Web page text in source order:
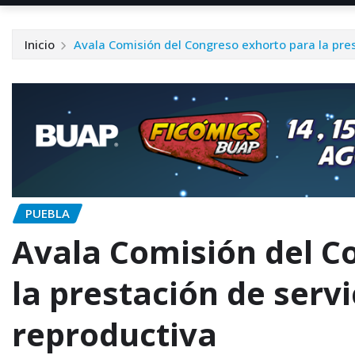
Inicio Avala Comisión del Congreso exhorto para la
PUEBLA
Avala Comisión del
la prestación de
reproductiva